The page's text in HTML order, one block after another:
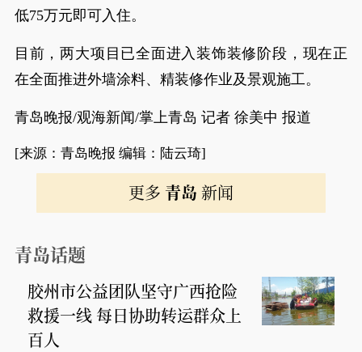
低75万元即可入住。
目前，两大项目已全面进入装饰装修阶段，现在正
在全面推进外墙涂料、精装修作业及景观施工。
青岛晚报/观海新闻/掌上青岛 记者 徐美中 报道
[来源：青岛晚报 编辑：陆云琦]
更多 青岛 新闻
青岛话题
胶州市公益团队坚守广西抢险
救援一线 每日协助转运群众上
百人